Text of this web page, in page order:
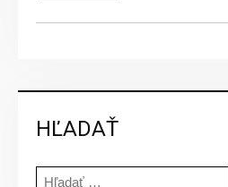
HĽADAŤ
Hľadať: